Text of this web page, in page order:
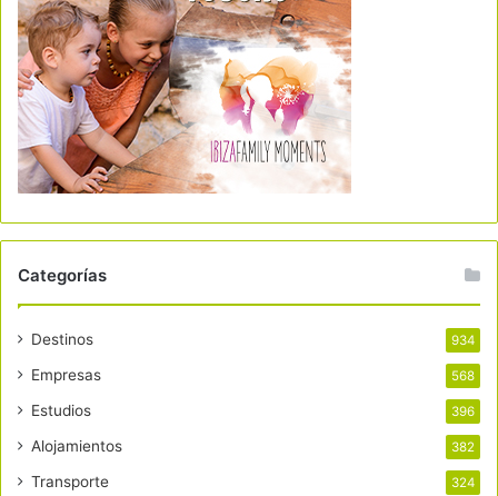
Categorías
Destinos 934
Empresas 568
Estudios 396
Alojamientos 382
Transporte 324